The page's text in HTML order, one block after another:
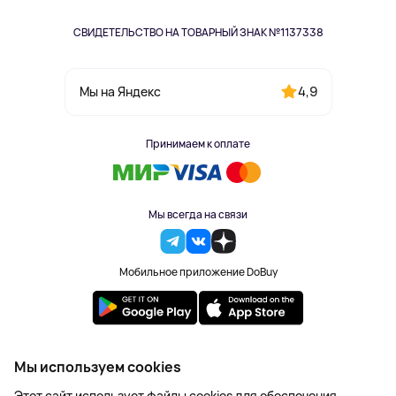
СВИДЕТЕЛЬСТВО НА ТОВАРНЫЙ ЗНАК №1137338
Мы на Яндекс 4,9
Принимаем к оплате
Мы всегда на связи
Мобильное приложение DoBuy
2023-2026 © DoBuy. Все права защищены
Правила обработки персональных данных
Мы используем cookies